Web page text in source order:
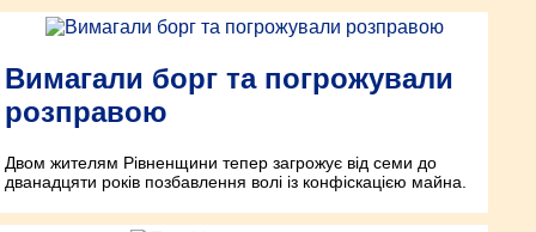
Вимагали борг та погрожували
розправою
Двом жителям Рівненщини тепер загрожує від семи до
дванадцяти років позбавлення волі із конфіскацією майна.